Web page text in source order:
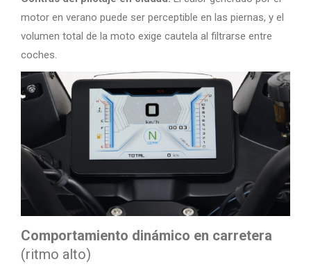
motor en verano puede ser perceptible en las piernas, y el
volumen total de la moto exige cautela al filtrarse entre
coches.
Comportamiento dinámico en carretera
(ritmo alto)